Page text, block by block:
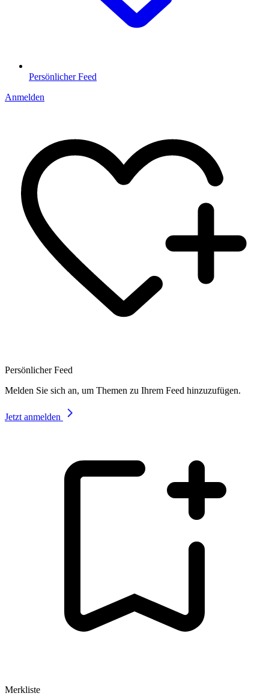
Persönlicher Feed
Anmelden
Persönlicher Feed
Melden Sie sich an, um Themen zu Ihrem Feed hinzuzufügen.
Jetzt anmelden
Merkliste